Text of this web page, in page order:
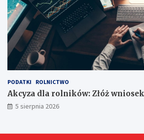
PODATKI ROLNICTWO
Akcyza dla rolników: Złóż
5 sierpnia 2026